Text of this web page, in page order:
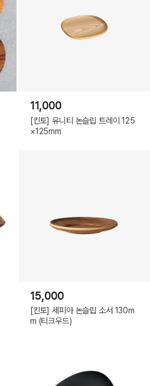
11,000
[킨토] 유니티 논슬립 트레이 125
×125mm
15,000
[킨토] 세피아 논슬립 소서 130m
m (티크우드)